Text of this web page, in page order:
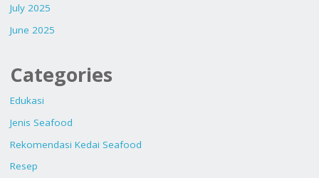
July 2025
June 2025
Categories
Edukasi
Jenis Seafood
Rekomendasi Kedai Seafood
Resep